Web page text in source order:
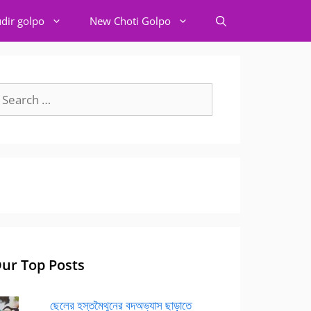
golpo New Choti Golpo
Top Posts
ছেলের হস্তমৈথুনের বদঅভ্যাস ছাড়াতে